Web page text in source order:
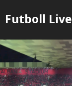
toFutboll Live